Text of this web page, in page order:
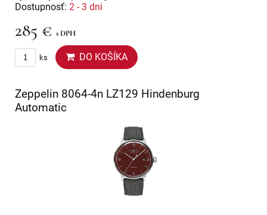
Dostupnosť: 2 - 3 dni
285 € s DPH
ks DO KOŠÍKA
Zeppelin 8064-4n LZ129 Hindenburg
Automatic